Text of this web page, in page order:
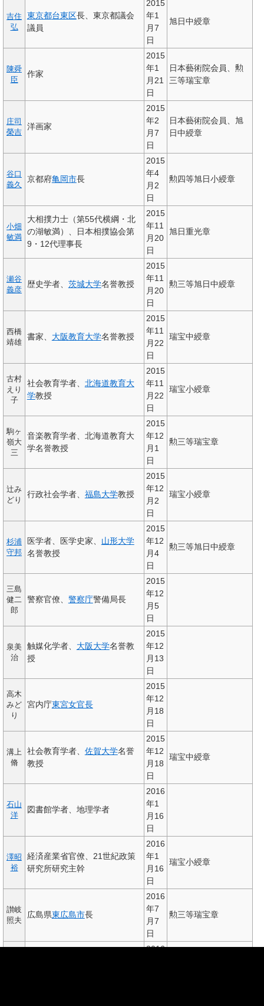
吉住
弘
東京都台東区長、東京都議会
議員
2015
年1
月7
日
旭日中綬章
陳舜
臣
作家
2015
年1
月21
日
日本藝術院会員、勲
三等瑞宝章
庄司
榮吉
洋画家
2015
年2
月7
日
日本藝術院会員、旭
日中綬章
谷口
義久
京都府亀岡市長
2015
年4
月2
日
勲四等旭日小綬章
小畑
敏満
大相撲力士（第55代横綱・北
の湖敏満）、日本相撲協会第
9・12代理事長
2015
年11
月20
日
旭日重光章
瀬谷
義彦
歴史学者、 茨城大学名誉教授
2015
年11
月20
日
勲三等旭日中綬章
西橋
靖雄
書家、 大阪教育大学名誉教授
2015
年11
月22
日
瑞宝中綬章
古村
えり
子
社会教育学者、 北海道教育大
学教授
2015
年11
月22
日
瑞宝小綬章
駒ヶ
嶺大
三
音楽教育学者、北海道教育大
学名誉教授
2015
年12
月1
日
勲三等瑞宝章
辻み
どり
行政社会学者、 福島大学教授
2015
年12
月2
日
瑞宝小綬章
杉浦
守邦
医学者、医学史家、 山形大学
名誉教授
2015
年12
月4
日
勲三等旭日中綬章
三島
健二
郎
警察官僚、 警察庁警備局長
2015
年12
月5
日
泉美
治
触媒化学者、 大阪大学名誉教
授
2015
年12
月13
日
高木
みど
り
宮内庁東宮女官長
2015
年12
月18
日
溝上
脩
社会教育学者、 佐賀大学名誉
教授
2015
年12
月18
日
瑞宝中綬章
石山
洋
図書館学者、地理学者
2016
年1
月16
日
澤昭
裕
経済産業省官僚、21世紀政策
研究所研究主幹
2016
年1
月16
日
瑞宝小綬章
讃岐
照夫
広島県東広島市長
2016
年7
月7
日
勲三等瑞宝章
2016